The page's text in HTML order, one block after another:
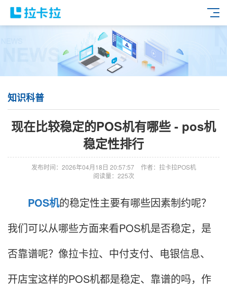
知识科普
现在比较稳定的POS机有哪些 - pos机
稳定性排行
发布时间：2026年04月18日 20:57:57
作者：拉卡拉POS机
阅读量：225次
POS机的稳定性主要有哪些因素制约呢？
我们可以从哪些方面来看POS机是否稳定，是
否靠谱呢？像拉卡拉、中付支付、电银信息、
开店宝这样的POS机都是稳定、靠谱的吗，作